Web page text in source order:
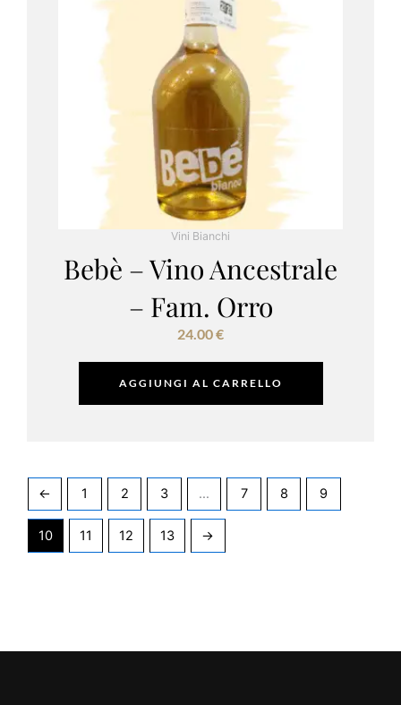
Vini Bianchi
Bebè – Vino Ancestrale
– Fam. Orro
24.00€
AGGIUNGI AL CARRELLO
← 1 2 3 … 7 8 9
10 11 12 13 →